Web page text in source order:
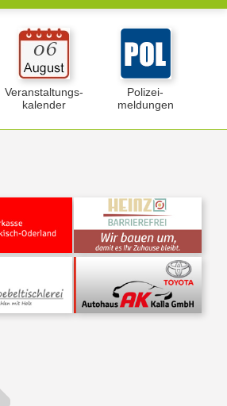
Veranstaltungs-
kalender
Polizei-
meldungen